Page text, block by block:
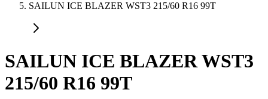
SAILUN ICE BLAZER WST3 215/60 R16 99T
SAILUN ICE BLAZER WST3
215/60 R16 99T